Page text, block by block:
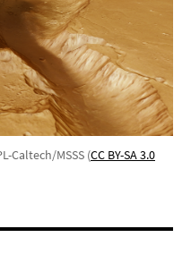
Caltech/MSSS (CC BY-SA 3.0